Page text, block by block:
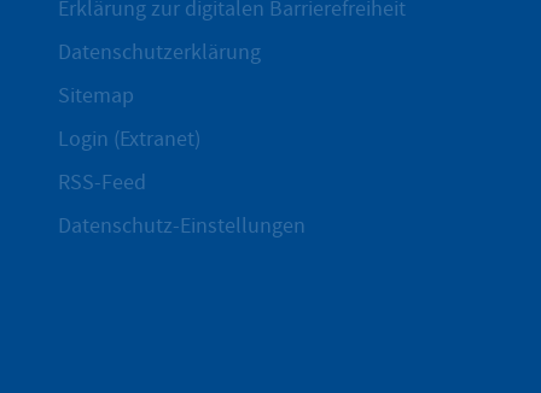
Erklärung zur digitalen Barrierefreiheit
Datenschutzerklärung
Sitemap
Login (Extranet)
RSS-Feed
Datenschutz-Einstellungen